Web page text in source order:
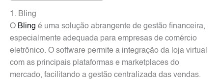
1. Bling
O Bling é uma solução abrangente de gestão financeira,
especialmente adequada para empresas de comércio
eletrônico. O software permite a integração da loja virtual
com as principais plataformas e marketplaces do
mercado, facilitando a gestão centralizada das vendas.